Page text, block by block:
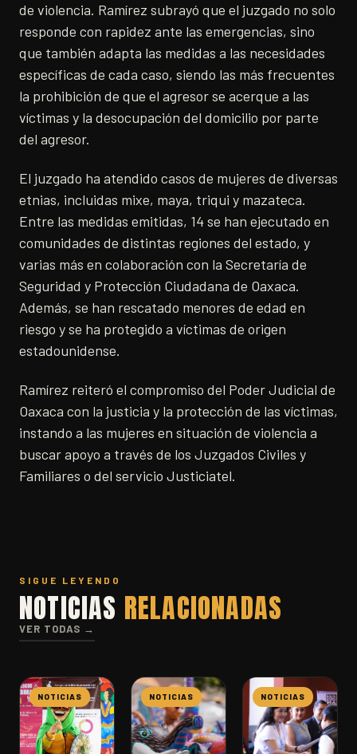
de violencia. Ramírez subrayó que el juzgado no solo
responde con rapidez ante las emergencias, sino
que también adapta las medidas a las necesidades
específicas de cada caso, siendo las más frecuentes
la prohibición de que el agresor se acerque a las
víctimas y la desocupación del domicilio por parte
del agresor.
El juzgado ha atendido casos de mujeres de diversas
etnias, incluidas mixe, maya, triqui y mazateca.
Entre las medidas emitidas, 14 se han ejecutado en
comunidades de distintas regiones del estado, y
varias más en colaboración con la Secretaría de
Seguridad y Protección Ciudadana de Oaxaca.
Además, se han rescatado menores de edad en
riesgo y se ha protegido a víctimas de origen
estadounidense.
Ramírez reiteró el compromiso del Poder Judicial de
Oaxaca con la justicia y la protección de las víctimas,
instando a las mujeres en situación de violencia a
buscar apoyo a través de los Juzgados Civiles y
Familiares o del servicio Justiciatel.
SIGUE LEYENDO
NOTICIAS RELACIONADAS
VER TODAS →
NOTICIAS NOTICIAS NOTICIAS